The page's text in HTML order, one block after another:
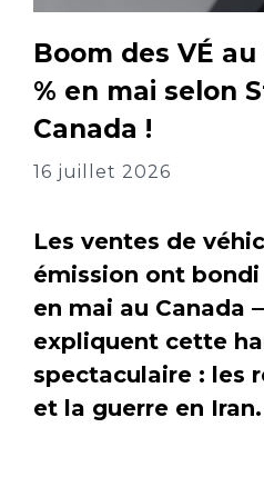
Boom des VÉ au
% en mai selon
Canada !
16 juillet 2026
Les ventes de
émission ont bondi
en mai au Canada
expliquent cette
spectaculaire : les
et la guerre en Iran.